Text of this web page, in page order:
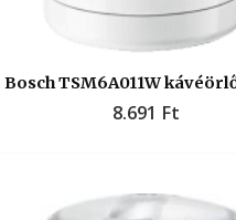
Bosch TSM6A011W
8.691 Ft